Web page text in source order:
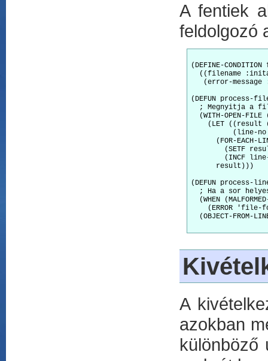
A fentiek
feldolgozó
(DEFINE-
((filename
(error-message
(DEFUN process-
; Megnyitja a
(WITH-OPEN-FILE
(LET ((result
(line-no
(FOR-EACH-
(SETF
(INCF
      result)))
(DEFUN
; Ha a sor
(WHEN
(ERROR 'file-
(OBJECT-FROM-
A
azokban